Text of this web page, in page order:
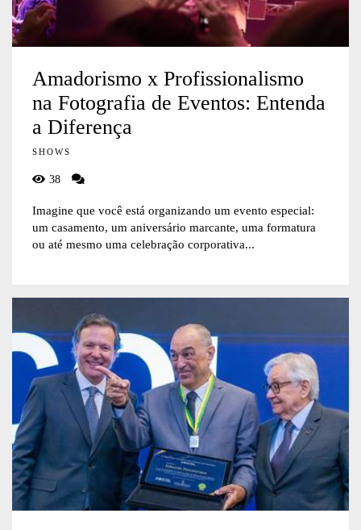
Amadorismo x Profissionalismo
na Fotografia de Eventos: Entenda
a Diferença
SHOWS
38
Imagine que você está organizando um evento especial:
um casamento, um aniversário marcante, uma formatura
ou até mesmo uma celebração corporativa...